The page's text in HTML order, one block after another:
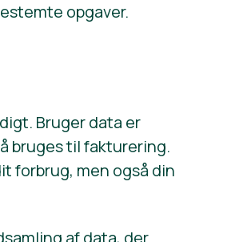
opgaver.
Bruger data er
bruges til fakturering.
forbrug, men også din
af data, der